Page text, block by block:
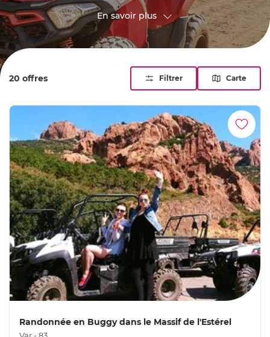
on s'élance entre pins, vignes et panoramas sur la
Méditerranée, pour une balade pleine de soleil et de
sensations. C'est l'activité idéale à partager à plusieurs,
même en solo pour les mordus de pilotage. Une échappée
ensoleillée à s'offrir ou à offrir.
En savoir plus
20 offres Filtrer Carte
Randonnée en Buggy dans le Massif de l'Estérel
Var - 83